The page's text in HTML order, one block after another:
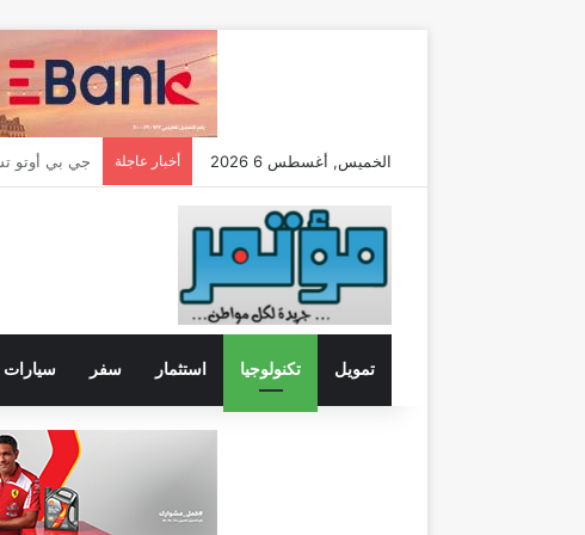
الخميس, أغسطس 6 2026 أخبار عاجلة
تمويل تكنولوجيا استثمار سفر سيارات